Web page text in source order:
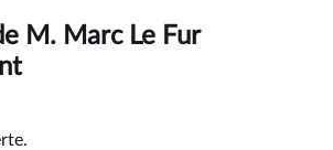
M. Marc Le Fur